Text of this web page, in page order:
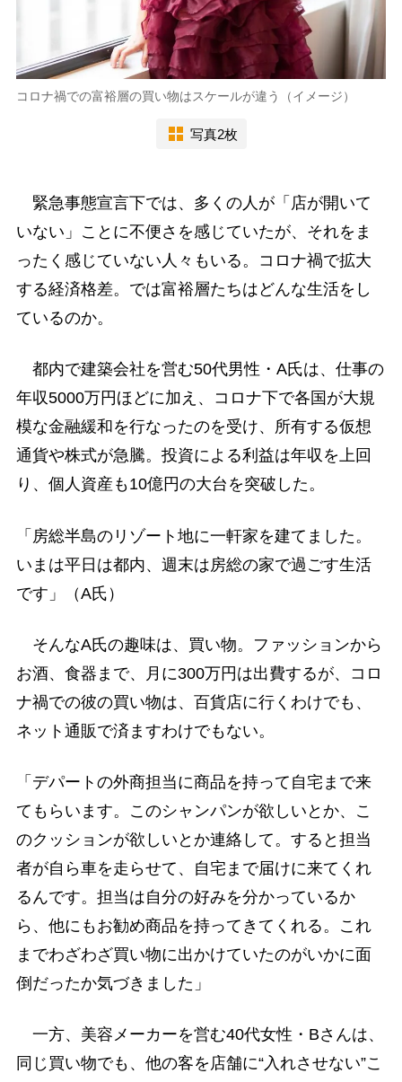
コロナ禍での富裕層の買い物はスケールが違う（イメージ）
写真2枚
緊急事態宣言下では、多くの人が「店が開いて
いない」ことに不便さを感じていたが、それをま
ったく感じていない人々もいる。コロナ禍で拡大
する経済格差。では富裕層たちはどんな生活をし
ているのか。
都内で建築会社を営む50代男性・A氏は、仕事の
年収5000万円ほどに加え、コロナ下で各国が大規
模な金融緩和を行なったのを受け、所有する仮想
通貨や株式が急騰。投資による利益は年収を上回
り、個人資産も10億円の大台を突破した。
「房総半島のリゾート地に一軒家を建てました。
いまは平日は都内、週末は房総の家で過ごす生活
です」（A氏）
そんなA氏の趣味は、買い物。ファッションから
お酒、食器まで、月に300万円は出費するが、コロ
ナ禍での彼の買い物は、百貨店に行くわけでも、
ネット通販で済ますわけでもない。
「デパートの外商担当に商品を持って自宅まで来
てもらいます。このシャンパンが欲しいとか、こ
のクッションが欲しいとか連絡して。すると担当
者が自ら車を走らせて、自宅まで届けに来てくれ
るんです。担当は自分の好みを分かっているか
ら、他にもお勧め商品を持ってきてくれる。これ
までわざわざ買い物に出かけていたのがいかに面
倒だったか気づきました」
一方、美容メーカーを営む40代女性・Bさんは、
同じ買い物でも、他の客を店舗に“入れさせない”こ